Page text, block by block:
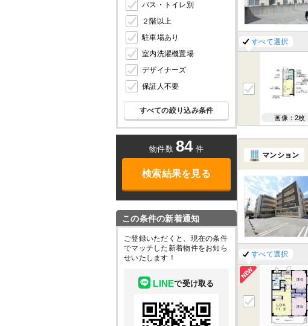
バス・トイレ別
２階以上
駐車場あり
室内洗濯機置場
デザイナーズ
保証人不要
すべての絞り込み条件
物件数 84 件
検索結果を見る
この条件の新着通知
ご登録いただくと、現在の条件
でマッチした新着物件をお知ら
せいたします！
LINEで受け取る
すべて選択
画像：2枚
マンション
すべて選択